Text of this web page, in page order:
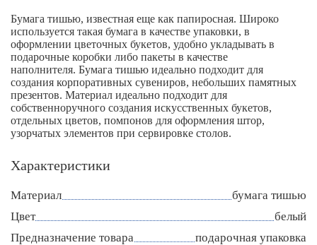
Бумага тишью, известная еще как папиросная. Широко
используется такая бумага в качестве упаковки, в
оформлении цветочных букетов, удобно укладывать в
подарочные коробки либо пакеты в качестве
наполнителя. Бумага тишью идеально подходит для
создания корпоративных сувениров, небольших памятных
презентов. Материал идеально подходит для
собственноручного создания искусственных букетов,
отдельных цветов, помпонов для оформления штор,
узорчатых элементов при сервировке столов.
Характеристики
Материал
бумага тишью
Цвет
белый
Предназначение товара
подарочная упаковка